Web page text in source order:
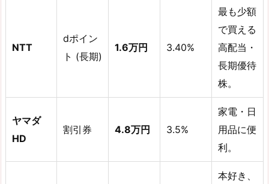
NTT
dポイン
ト (長期)
1.6万円 3.40%
最も少額
で買える
高配当・
長期優待
株。
ヤマダ
HD
割引券 4.8万円 3.5%
家電・日
用品に便
利。
本好き、